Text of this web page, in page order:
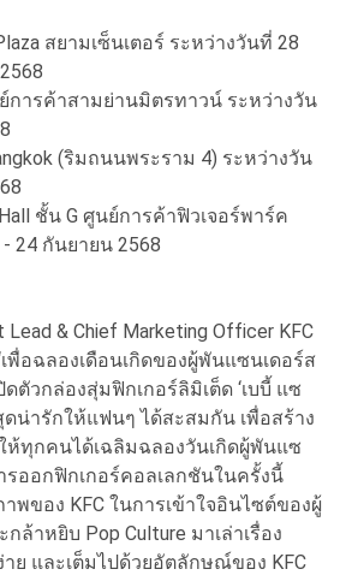
สยามเซ็นเตอร์ ระหว่างวันที่ 28
การค้าสามย่านมิตรทาวน์ ระหว่างวัน
(ริมถนนพระราม 4) ระหว่างวัน
ชั้น G ศูนย์การค้าฟิวเจอร์พาร์ค
24 กันยายน 2568
& Chief Marketing Officer KFC
พื่อฉลองเดือนเกิดของผู้พันแซนเดอร์ส
ดตัวกล่องสุ่มฟิกเกอร์ลิมิเต็ด ‘เบบี้ แซ
ดน่ารักให้แฟนๆ ได้สะสมกัน เพื่อสร้าง
ทุกคนได้เฉลิมฉลองวันเกิดผู้พันแซ
รออกฟิกเกอร์คอลเลกชันในครั้งนี้
พของ KFC ในการเข้าใจอินไซต์ของผู้
ล้าหยิบ Pop Culture มาเล่าเรื่อง
ย และเต็มไปด้วยอัตลักษณ์ของ KFC